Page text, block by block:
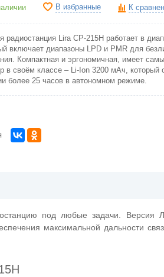
В избранные К
радиостанция Lira СP-215H работает в
включает диапазоны LPD и PMR для
Компактная и эргономичная, имеет
в своём классе – Li-Ion 3200 мАч, который
более 25 часов в автономном режиме.
под любые задачи. Версия
максимальной дальности